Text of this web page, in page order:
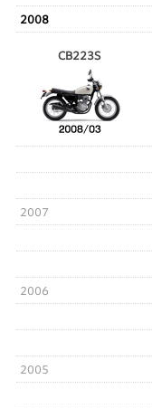
2008
CB223S
2007
2006
2005